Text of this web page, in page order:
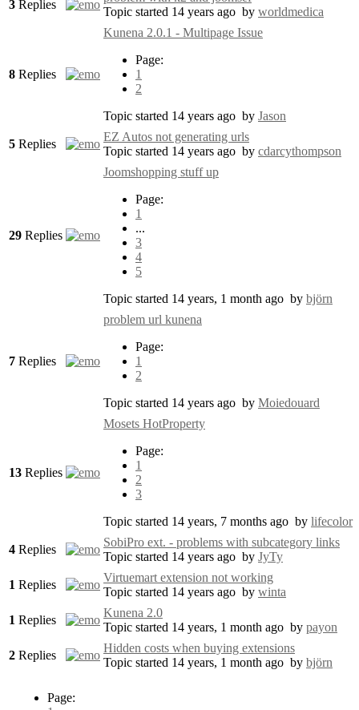
3 Replies
Topic started 14 years ago by worldmedica
8 Replies
Kunena 2.0.1 - Multipage Issue
Page:
1
2
Topic started 14 years ago by Jason
5 Replies
EZ Autos not generating urls
Topic started 14 years ago by cdarcythompson
29 Replies
Joomshopping stuff up
Page:
1
...
3
4
5
Topic started 14 years, 1 month ago by björn
7 Replies
problem url kunena
Page:
1
2
Topic started 14 years ago by Moiedouard
13 Replies
Mosets HotProperty
Page:
1
2
3
Topic started 14 years, 7 months ago by lifecolor
4 Replies
SobiPro ext. - problems with subcategory links
Topic started 14 years ago by JyTy
1 Replies
Virtuemart extension not working
Topic started 14 years ago by winta
1 Replies
Kunena 2.0
Topic started 14 years, 1 month ago by payon
2 Replies
Hidden costs when buying extensions
Topic started 14 years, 1 month ago by björn
Page: